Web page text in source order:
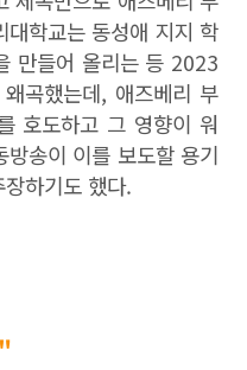
대학교는 동성애 지지 학
만들어 올리는 등 2023
곡했는데, 애즈베리 부
호도하고 그 영향이 워
송이 이를 보도할 용기
하기도 했다.